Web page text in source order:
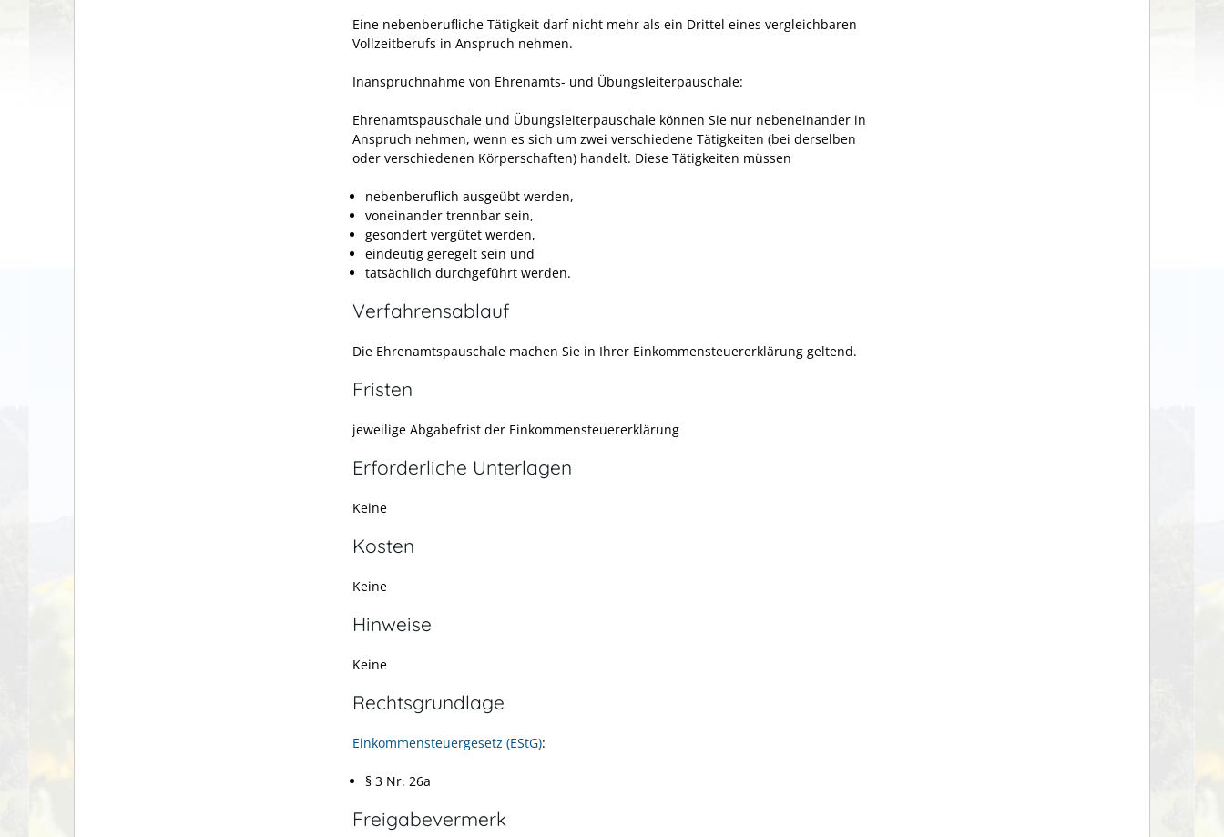
Eine nebenberufliche Tätigkeit darf nicht mehr als ein Drittel eines vergleichbaren
Vollzeitberufs in Anspruch nehmen.
Inanspruchnahme von Ehrenamts- und Übungsleiterpauschale:
Ehrenamtspauschale und Übungsleiterpauschale können Sie nur nebeneinander in
Anspruch nehmen, wenn es sich um zwei verschiedene Tätigkeiten (bei derselben
oder verschiedenen Körperschaften) handelt. Diese Tätigkeiten müssen
nebenberuflich ausgeübt werden,
voneinander trennbar sein,
gesondert vergütet werden,
eindeutig geregelt sein und
tatsächlich durchgeführt werden.
Verfahrensablauf
Die Ehrenamtspauschale machen Sie in Ihrer Einkommensteuererklärung geltend.
Fristen
jeweilige Abgabefrist der Einkommensteuererklärung
Erforderliche Unterlagen
Keine
Kosten
Keine
Hinweise
Keine
Rechtsgrundlage
Einkommensteuergesetz (EStG):
§ 3 Nr. 26a
Freigabevermerk